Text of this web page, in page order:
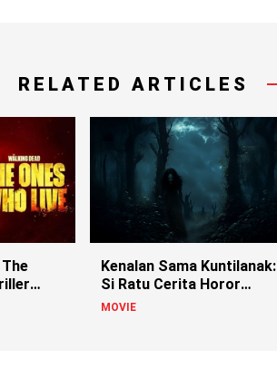
RELATED ARTICLES
Kenalan Sama Kuntilanak:
Si Ratu Cerita Horor
Indonesia!
MOVIE